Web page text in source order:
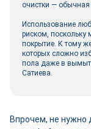
очистки —
Использование
риском, поскольку
покрытие. К тому
которых сложно
пола даже в
Сатиева.
Впрочем, не нужно